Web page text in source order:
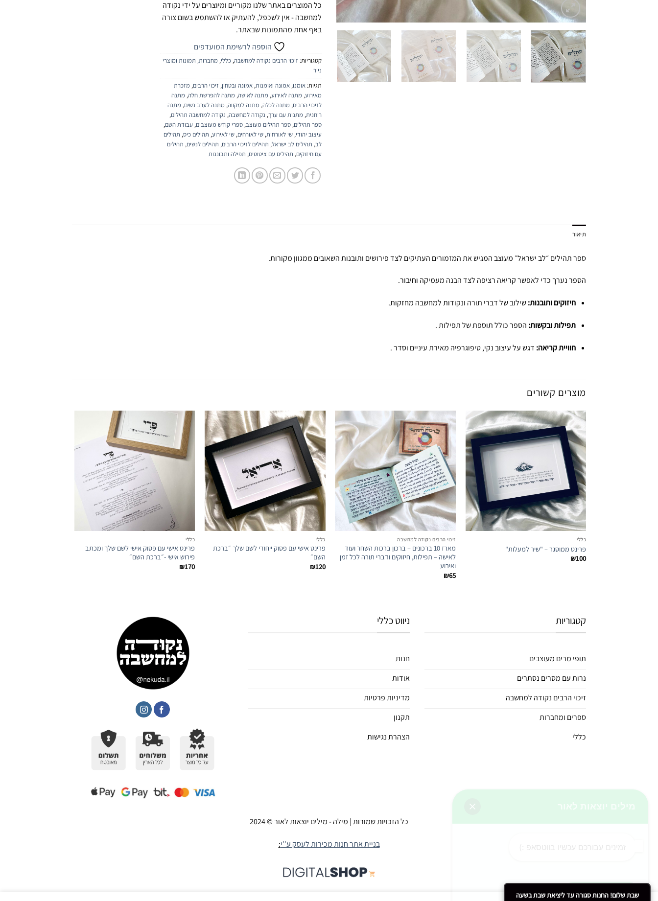
כל המוצרים באתר שלנו מקוריים ומיוצרים על ידי נקודה
למחשבה - אין לשכפל, להעתיק או להשתמש בשום צורה
באף אחת מהתמונות שבאתר.
הוספה לרשימת המועדפים
קטגוריות: זיכוי הרבים נקודה למחשבה, כללי, מחברות, תמונות ומוצרי
נייר
תגיות: אומנו, אמונה ואומנות, אמונה ובטחון, זיכוי הרבים, מזכרת
מאירוע, מתנה לאירוע, מתנה לאישה, מתנה להפרשת חלה, מתנה
לזיכוי הרבים, מתנה לכלה, מתנה למקווה, מתנה לערב נשים, מתנה
רוחנית, מתנות עם ערך, נקודה למחשבה, נקודה למחשבה תהילים,
ספר תהילים, ספר תהילים מעוצב, ספרי קודש מעוצבים, עבודת השם,
עיצוב יהודי, שי לאורחות, שי לאורחים, שי לאירוע, תהילים כיס, תהילים
לב, תהילים לב ישראל, תהילים לזיכוי הרבים, תהילים לנשים, תהילים
עם חיזוקים, תהילים עם ציטוטים, תפילה ותבוננות
תיאור
ספר תהילים ״לב ישראל״ מעוצב המגיש את המזמורים העתיקים לצד פירושים ותובנות השאובים ממגוון מקורות.
הספר נערך כדי לאפשר קריאה רציפה לצד הבנה מעמיקה וחיבור.
חיזוקים ותובנות:שילוב של דברי תורה ונקודות למחשבה מחזקות.
תפילות ובקשות: הספר כולל תוספת של תפילות .
חוויית קריאה: דגש על עיצוב נקי, טיפוגרפיה מאירת עיניים וסדר .
מוצרים קשורים
הוספה
לרשימת
המועדפים
כללי
פרינט ממוסגר – "שיר למעלות"
₪100
הוספה
לרשימת
המועדפים
זיכוי הרבים נקודה למחשבה
מארז 10 ברכונים – ברכון ברכות השחר ועוד
לאישה – תפילות, חיזוקים ודברי תורה לכל זמן
ואירוע
₪65
הוספה
לרשימת
המועדפים
כללי
פרינט אישי עם פסוק ייחודי לשם שלך ״ברכת
השם״
₪120
כללי
פרינט אישי עם פסוק אישי לשם שלך ומכתב
פירוש אישי -״ברכת השם״
₪170
קטגוריות
תופי מרים מעוצבים
נרות עם מסרים נסתרים
זיכוי הרבים נקודה למחשבה
ספרים ומחברות
כללי
ניווט כללי
חנות
אודות
מדיניות פרטיות
תקנון
הצהרת נגישות
כל הזכויות שמורות | מילה - מילים יוצאות לאור © 2024
בניית אתר חנות מכירות לעסק ע''י: זמינים עבורכם עכשיו בווטסאפ :)
שלחו הודעה
שבת שלום! החנות סגורה עד ליציאת שבת בשעה